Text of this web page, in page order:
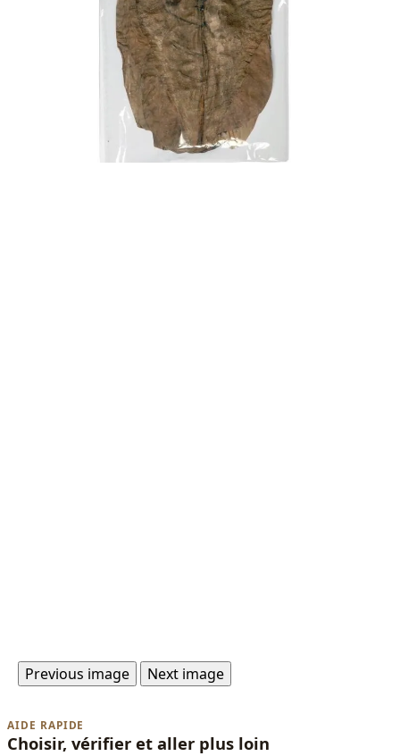
Previous image Next image
AIDE RAPIDE
Choisir, vérifier et aller plus loin